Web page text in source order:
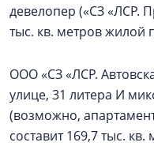
девелопер («СЗ «ЛСР.
тыс. кв. метров жилой
ООО «СЗ «ЛСР.
улице, 31 литера И
(возможно,
составит 169,7 тыс.